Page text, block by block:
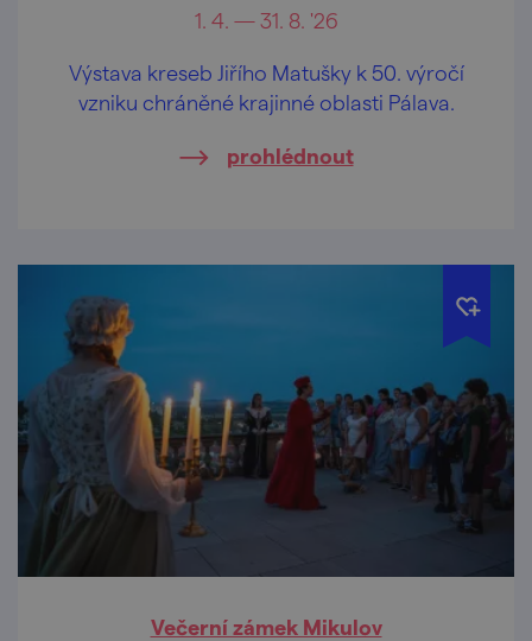
1. 4. — 31. 8. '26
Výstava kreseb Jiřího Matušky k 50. výročí
vzniku chráněné krajinné oblasti Pálava.
prohlédnout
Večerní zámek Mikulov